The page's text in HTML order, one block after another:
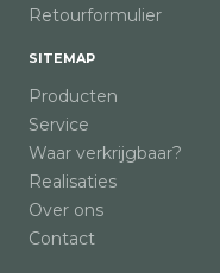
Retourformulier
SITEMAP
Producten
Service
Waar verkrijgbaar?
Realisaties
Over ons
Contact